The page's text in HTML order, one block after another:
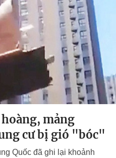
mảng
cư bị gió "bóc"
Quốc đã ghi lại khoảnh